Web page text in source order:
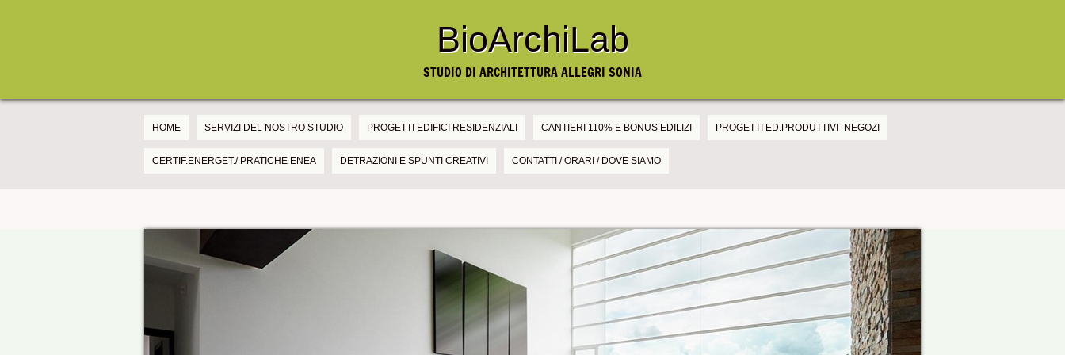
BioArchiLab
STUDIO DI ARCHITETTURA ALLEGRI SONIA
HOME SERVIZI DEL NOSTRO STUDIO PROGETTI EDIFICI RESIDENZIALI CANTIERI 110% E BONUS EDILIZI PROGETTI ED.PRODUTTIVI- NEGOZI
CERTIF.ENERGET./ PRATICHE ENEA DETRAZIONI E SPUNTI CREATIVI CONTATTI / ORARI / DOVE SIAMO